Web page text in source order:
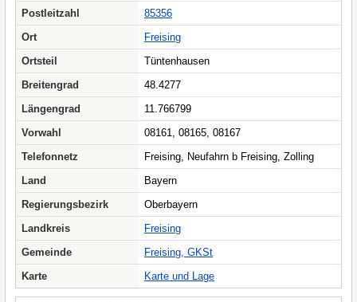
Postleitzahl
85356
Ort
Freising
Ortsteil
Tüntenhausen
Breitengrad
48.4277
Längengrad
11.766799
Vorwahl
08161, 08165, 08167
Telefonnetz
Freising, Neufahrn b Freising, Zolling
Land
Bayern
Regierungsbezirk
Oberbayern
Landkreis
Freising
Gemeinde
Freising, GKSt
Karte
Karte und Lage